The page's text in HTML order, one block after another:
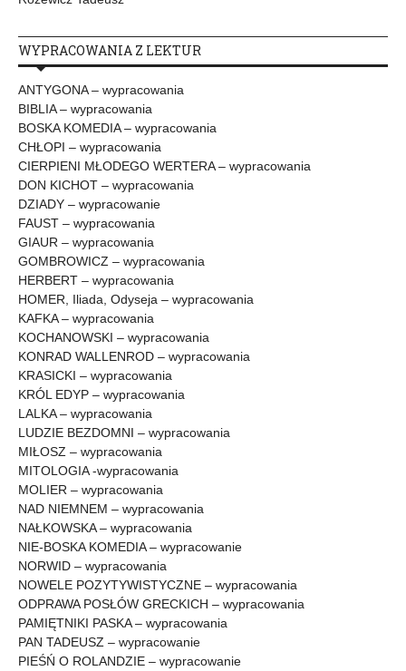
WYPRACOWANIA Z LEKTUR
ANTYGONA – wypracowania
BIBLIA – wypracowania
BOSKA KOMEDIA – wypracowania
CHŁOPI – wypracowania
CIERPIENI MŁODEGO WERTERA – wypracowania
DON KICHOT – wypracowania
DZIADY – wypracowanie
FAUST – wypracowania
GIAUR – wypracowania
GOMBROWICZ – wypracowania
HERBERT – wypracowania
HOMER, Iliada, Odyseja – wypracowania
KAFKA – wypracowania
KOCHANOWSKI – wypracowania
KONRAD WALLENROD – wypracowania
KRASICKI – wypracowania
KRÓL EDYP – wypracowania
LALKA – wypracowania
LUDZIE BEZDOMNI – wypracowania
MIŁOSZ – wypracowania
MITOLOGIA -wypracowania
MOLIER – wypracowania
NAD NIEMNEM – wypracowania
NAŁKOWSKA – wypracowania
NIE-BOSKA KOMEDIA – wypracowanie
NORWID – wypracowania
NOWELE POZYTYWISTYCZNE – wypracowania
ODPRAWA POSŁÓW GRECKICH – wypracowania
PAMIĘTNIKI PASKA – wypracowania
PAN TADEUSZ – wypracowanie
PIEŚŃ O ROLANDZIE – wypracowanie